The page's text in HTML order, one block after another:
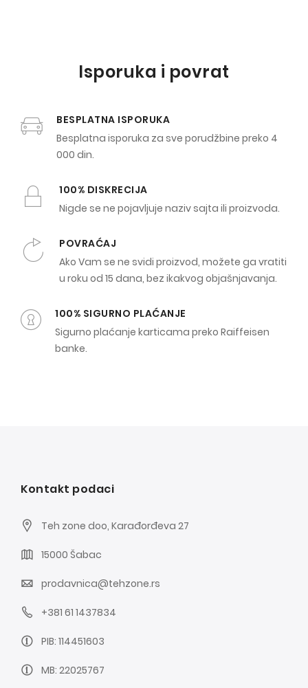
Isporuka i povrat
BESPLATNA ISPORUKA
Besplatna isporuka za sve porudžbine preko 4
000 din.
100% DISKRECIJA
Nigde se ne pojavljuje naziv sajta ili proizvoda.
POVRAĆAJ
Ako Vam se ne svidi proizvod, možete ga vratiti
u roku od 15 dana, bez ikakvog objašnjavanja.
100% SIGURNO PLAĆANJE
Sigurno plaćanje karticama preko Raiffeisen
banke.
Kontakt podaci
Teh zone doo, Karađorđeva 27
15000 Šabac
prodavnica@tehzone.rs
+381 61 1437834
PIB: 114451603
MB: 22025767